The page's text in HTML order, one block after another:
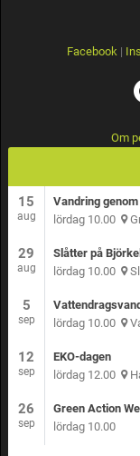
Facebook |
Om
15
aug
Vandring
lördag 10.00
29
aug
Slåtter på
lördag 10.00
5
sep
lördag 10.00
12
sep
EKO-dagen
lördag 12.00
26
sep
Green Action
lördag 10.00